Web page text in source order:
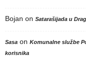
Bojan on Satarašijada u
Sasa on Komunalne službe
korisnika